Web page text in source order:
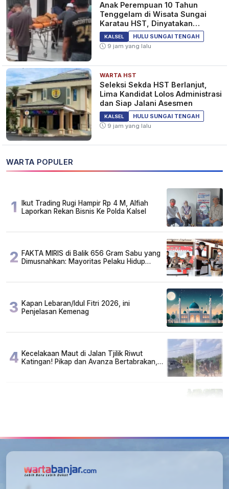
Anak Perempuan 10 Tahun
Tenggelam di Wisata Sungai
Karatau HST, Dinyatakan
Meninggal Dunia
KALSEL
HULU SUNGAI TENGAH
9 jam yang lalu
WARTA HST
Seleksi Sekda HST Berlanjut,
Lima Kandidat Lolos Administrasi
dan Siap Jalani Asesmen
KALSEL
HULU SUNGAI TENGAH
9 jam yang lalu
WARTA POPULER
1
Ikut Trading Rugi Hampir Rp 4 M, Alfiah
Laporkan Rekan Bisnis Ke Polda Kalsel
2 FAKTA MIRIS di Balik 656 Gram Sabu yang
Dimusnahkan: Mayoritas Pelaku Hidup
3 Kapan Lebaran/Idul Fitri 2026, ini
Penjelasan Kemenag
4 Kecelakaan Maut di Jalan Tjilik Riwut
Katingan! Pikap dan Avanza Bertabrakan,